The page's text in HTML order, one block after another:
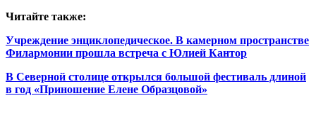
Читайте также:
Учреждение энциклопедическое. В камерном пространстве
Филармонии прошла встреча с Юлией Кантор
В Северной столице открылся большой фестиваль длиной
в год «Приношение Елене Образцовой»